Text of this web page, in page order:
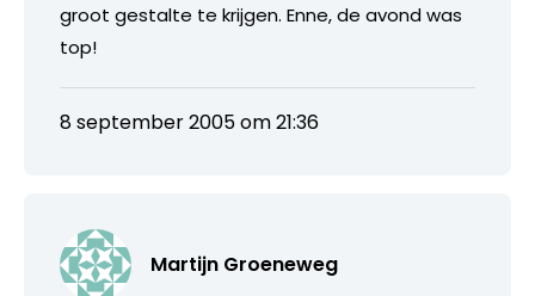
groot gestalte te krijgen. Enne, de avond was
top!
8 september 2005 om 21:36
Martijn Groeneweg